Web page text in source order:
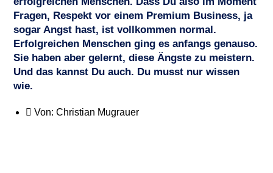
Fragen, Respekt vor einem Premium Business, ja
sogar Angst hast, ist vollkommen normal.
Erfolgreichen Menschen ging es anfangs genauso.
Sie haben aber gelernt, diese Ängste zu meistern.
Und das kannst Du auch. Du musst nur wissen
wie.
Von: Christian Mugrauer